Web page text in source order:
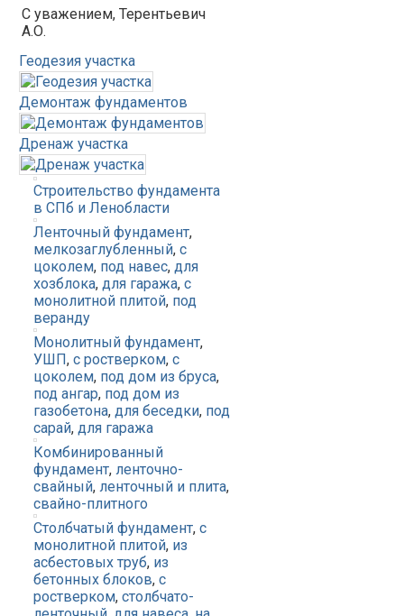
С уважением, Терентьевич
А.О.
Геодезия участка
Демонтаж фундаментов
Дренаж участка
Строительство фундамента
в СПб и Ленобласти
Ленточный фундамент,
мелкозаглубленный, с
цоколем, под навес, для
хозблока, для гаража, с
монолитной плитой, под
веранду
Монолитный фундамент,
УШП, с ростверком, с
цоколем, под дом из бруса,
под ангар, под дом из
газобетона, для беседки, под
сарай, для гаража
Комбинированный
фундамент, ленточно-
свайный, ленточный и плита,
свайно-плитного
Столбчатый фундамент, с
монолитной плитой, из
асбестовых труб, из
бетонных блоков, с
ростверком, столбчато-